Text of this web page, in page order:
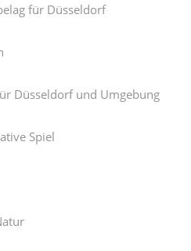
für Düsseldorf
Düsseldorf und Umgebung
Spiel